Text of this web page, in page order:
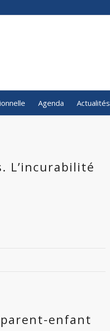
Agenda Actualités
L’incurabilité
parent-enfant